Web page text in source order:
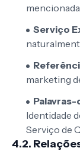
Serviço
marketing
Palavras-
Identidade
Serviço de
4.2.